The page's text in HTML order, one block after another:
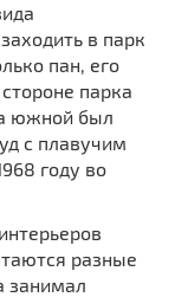
в парк
пан, его
парка
южной был
с плавучим
году во
разные
занимал